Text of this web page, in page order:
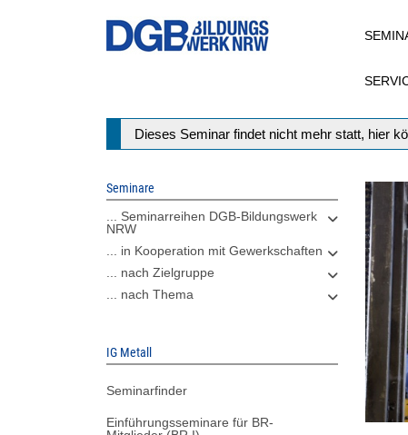
Statusmeldung
Dieses Seminar findet nicht mehr statt, hier
Seminare
... Seminarreihen DGB-Bildungswerk
NRW
... in Kooperation mit Gewerkschaften
... nach Zielgruppe
... nach Thema
IG Metall
Seminarfinder
Einführungsseminare für BR-